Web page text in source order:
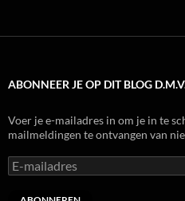
ABONNEER JE OP DIT BLOG
Voer je e-mailadres in om je in te
mailmeldingen te ontvangen van
E-
mailadres